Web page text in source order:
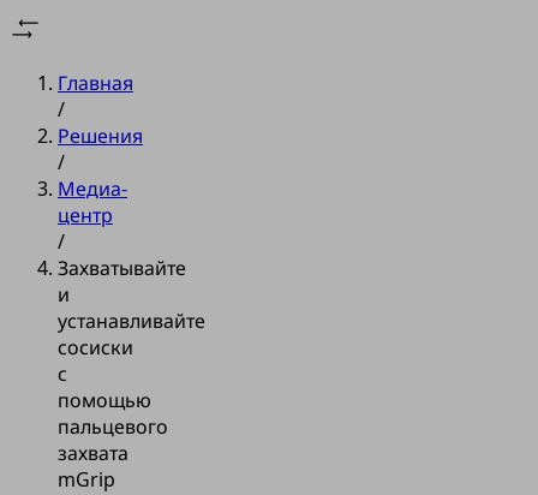
Главная
/
Решения
/
Медиа-
центр
/
Захватывайте
и
устанавливайте
сосиски
с
помощью
пальцевого
захвата
mGrip